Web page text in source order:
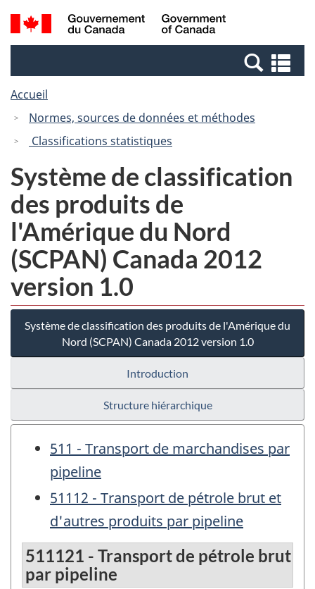
Passer
au
Passer
à
Canada
Recherche
et
et
Accueil
Normes, sources de données et méthodes
Classifications statistiques
Système de classification
des produits de
l'Amérique du Nord
(SCPAN) Canada 2012
version 1.0
Système de classification des produits de l'Amérique du
Nord (SCPAN) Canada 2012 version 1.0
Introduction
Structure hiérarchique
511 - Transport de marchandises par
pipeline
51112 - Transport de pétrole brut et
d'autres produits par pipeline
511121 - Transport de pétrole brut
par pipeline